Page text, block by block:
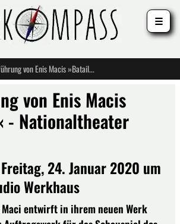
Uraufführung von Enis Macis »Bataillon« - Nationaltheater Mannheim
von Enis Macis
- Nationaltheater
24. Januar 2020 um
Werkhaus
entwirft in ihrem neuen Werk
☰